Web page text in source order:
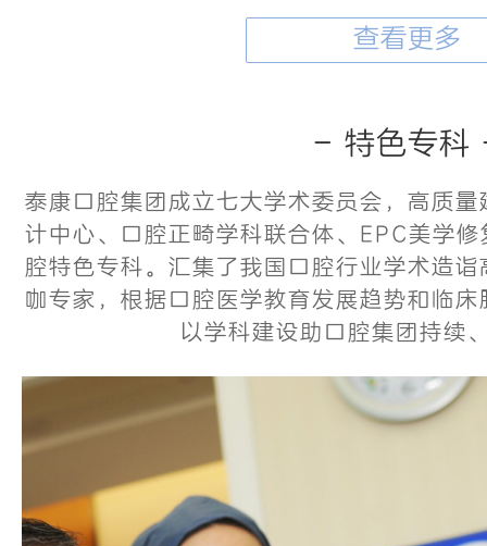
查看更多
- 特色专
泰康口腔集团成立七大学术委员会，高质
计中心、口腔正畸学科联合体、EPC美学
腔特色专科。汇集了我国口腔行业学术造
咖专家，根据口腔医学教育发展趋势和临
以学科建设助口腔集团持续